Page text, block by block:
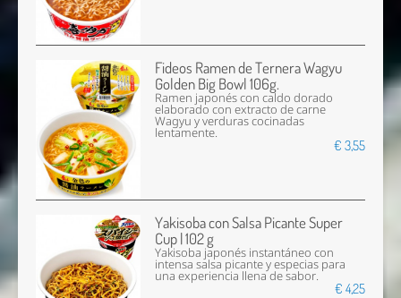
Fideos Ramen de Ternera Wagyu
Golden Big Bowl 106g.
Ramen japonés con caldo dorado
elaborado con extracto de carne
Wagyu y verduras cocinadas
lentamente.
€ 3,55
Yakisoba con Salsa Picante Super
Cup | 102 g
Yakisoba japonés instantáneo con
intensa salsa picante y especias para
una experiencia llena de sabor.
€ 4,25